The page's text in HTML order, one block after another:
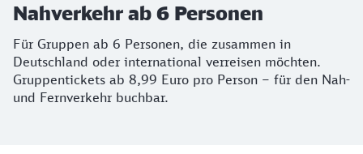
Nahverkehr ab 6 Personen
Für Gruppen ab 6 Personen, die zusammen in
Deutschland oder international verreisen möchten.
Gruppentickets ab 8,99 Euro pro Person – für den Nah-
und Fernverkehr buchbar.